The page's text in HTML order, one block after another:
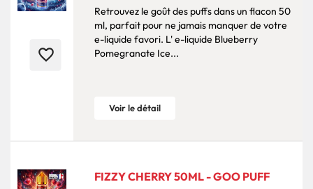
favorite_border
Retrouvez le goût des puffs dans un flacon 50
ml, parfait pour ne jamais manquer de votre
e-liquide favori. L' e-liquide Blueberry
Pomegranate Ice...
Voir le détail
FIZZY CHERRY 50ML - GOO PUFF